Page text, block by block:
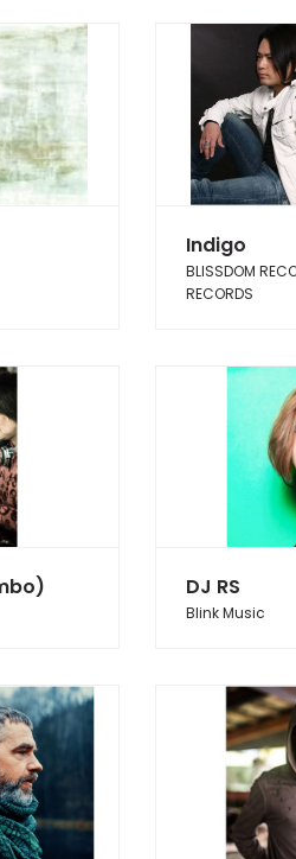
Indigo
BLISSDOM
RECORDS
DJ RS
Blink Music